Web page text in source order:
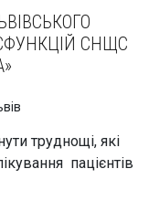
СНЩС
труднощі, які
пацієнтів